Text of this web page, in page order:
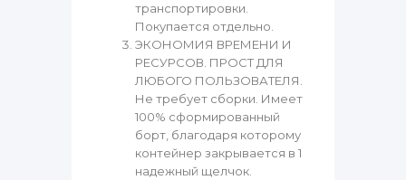
транспортировки.
Покупается отдельно.
ЭКОНОМИЯ ВРЕМЕНИ И
РЕСУРСОВ. ПРОСТ ДЛЯ
ЛЮБОГО ПОЛЬЗОВАТЕЛЯ.
Не требует сборки. Имеет
100% сформированный
борт, благодаря которому
контейнер закрывается в 1
надежный щелчок.